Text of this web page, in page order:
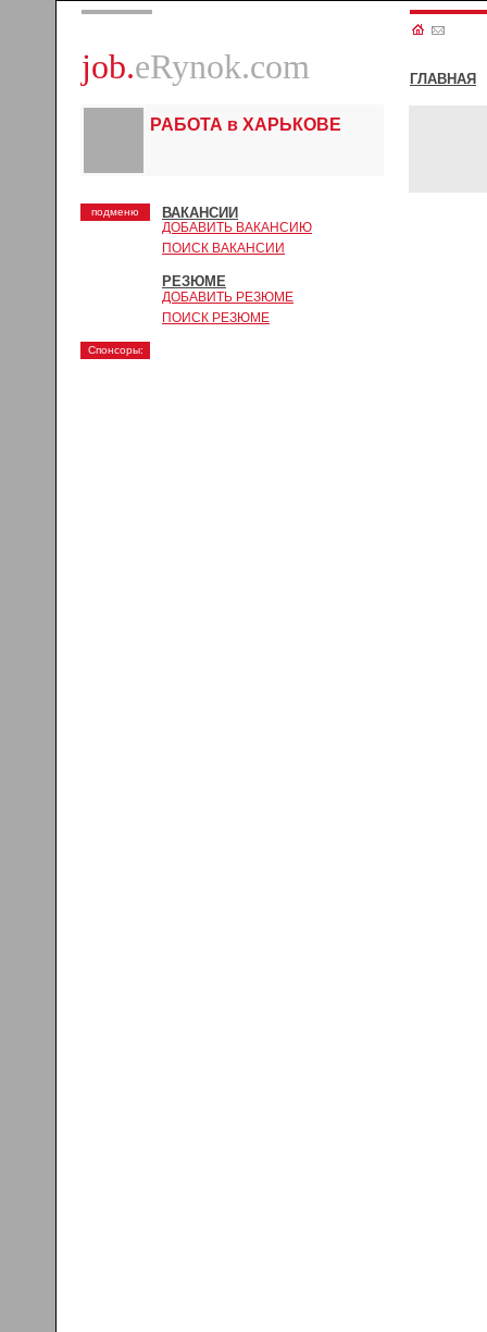
job.eRynok.com ГЛАВНАЯ
РАБОТА в ХАРЬКОВЕ
подменю ВАКАНСИИ
ДОБАВИТЬ ВАКАНСИЮ
ПОИСК ВАКАНСИИ
РЕЗЮМЕ
ДОБАВИТЬ РЕЗЮМЕ
ПОИСК РЕЗЮМЕ
Спонсоры: